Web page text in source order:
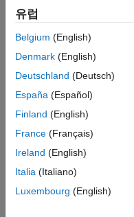
SPI 인터페이스
웹 카메라
Linux
showAllPins
showPins
enableSerialPort
read
write
도움말 항목
Use BeagleBone
This example shows
device, write data to
유럽
Belgium (English)
Denmark (English)
Deutschland (Deutsch)
España (Español)
Finland (English)
France (Français)
Ireland (English)
Italia (Italiano)
Luxembourg (English)